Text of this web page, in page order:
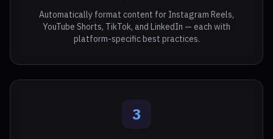
Automatically format content for Instagram Reels,
YouTube Shorts, TikTok, and LinkedIn — each with
platform-specific best practices.
3